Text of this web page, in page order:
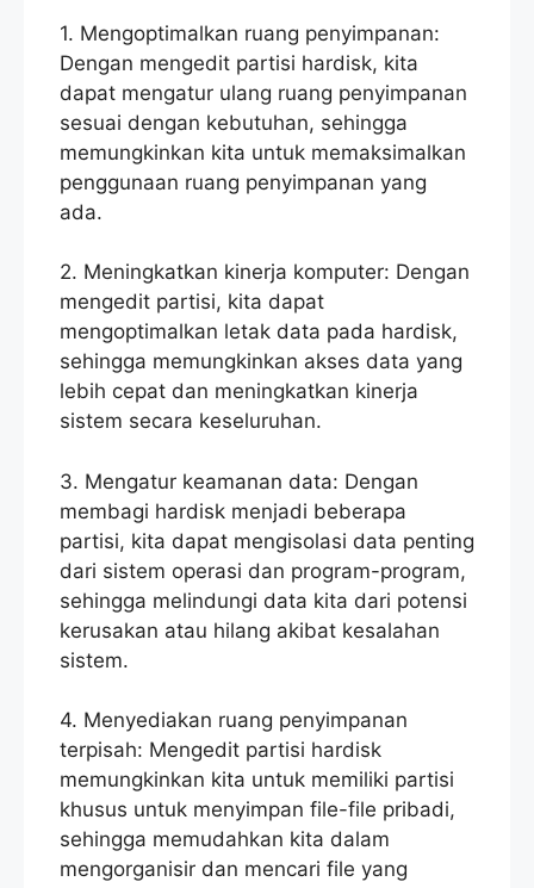
1. Mengoptimalkan ruang penyimpanan:
Dengan mengedit partisi hardisk, kita
dapat mengatur ulang ruang penyimpanan
sesuai dengan kebutuhan, sehingga
memungkinkan kita untuk memaksimalkan
penggunaan ruang penyimpanan yang
ada.
2. Meningkatkan kinerja komputer: Dengan
mengedit partisi, kita dapat
mengoptimalkan letak data pada hardisk,
sehingga memungkinkan akses data yang
lebih cepat dan meningkatkan kinerja
sistem secara keseluruhan.
3. Mengatur keamanan data: Dengan
membagi hardisk menjadi beberapa
partisi, kita dapat mengisolasi data penting
dari sistem operasi dan program-program,
sehingga melindungi data kita dari potensi
kerusakan atau hilang akibat kesalahan
sistem.
4. Menyediakan ruang penyimpanan
terpisah: Mengedit partisi hardisk
memungkinkan kita untuk memiliki partisi
khusus untuk menyimpan file-file pribadi,
sehingga memudahkan kita dalam
mengorganisir dan mencari file yang